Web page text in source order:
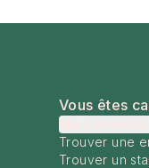
Vous êtes
Trouver une
Trouver un